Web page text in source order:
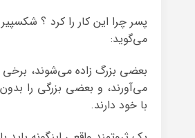
پسر چرا این کار را کرد ؟ شکسپیر
می‌گوید:
بعضی بزرگ زاده می‌شوند، برخی
می‌آورند، و بعضی بزرگی را
با خود دارند.